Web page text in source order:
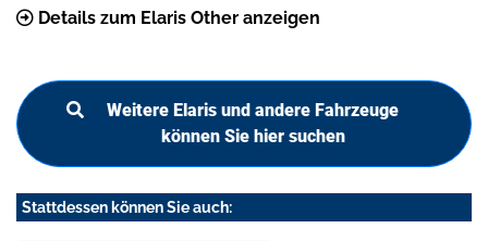
Details zum Elaris Other anzeigen
Weitere Elaris und andere Fahrzeuge
können Sie hier suchen
Stattdessen können Sie auch: